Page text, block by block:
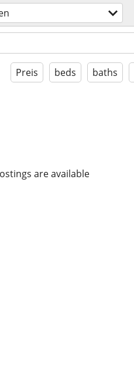
Preis beds baths
are available